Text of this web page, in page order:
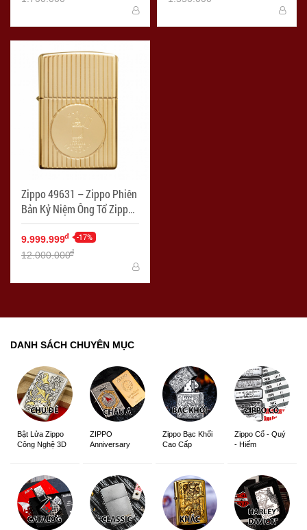
Zippo 49631 – Zippo Phiên
Bản Kỷ Niệm Ông Tổ Zippo
Mạ Vàng 18K - Mã SP:
ZPC3311
9.999.999đ -17%
12.000.000đ
DANH SÁCH CHUYÊN MỤC
Bật Lửa Zippo
Công Nghệ 3D
ZIPPO
Anniversary
Zippo Bạc Khối
Cao Cấp
Zippo Cổ - Quý
- Hiếm